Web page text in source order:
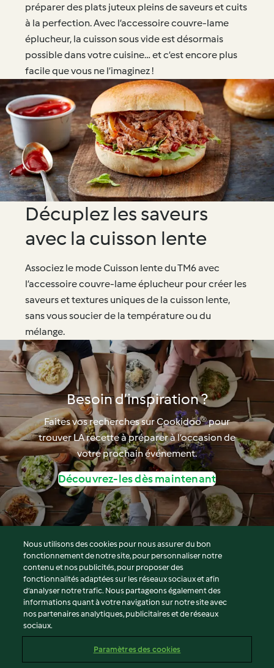
préparer des plats juteux pleins de saveurs et cuits
à la perfection. Avec l’accessoire couvre-lame
éplucheur, la cuisson sous vide est désormais
possible dans votre cuisine… et c’est encore plus
facile que vous ne l’imaginez !
Décuplez les saveurs
avec la cuisson lente
Associez le mode Cuisson lente du TM6 avec
l’accessoire couvre-lame éplucheur pour créer les
saveurs et textures uniques de la cuisson lente,
sans vous soucier de la température ou du
mélange.
Besoin d’inspiration ?
Faites vos recherches sur Cookidoo® pour
trouver LA recette à préparer à l’occasion de
votre prochain événement.
Découvrez-les dès maintenant
© Copyright 2026
Conditions d'utilisation
Politique de confidentialité
Non-responsabilité
Mentions légales
Contenu du rapport
Nous utilisons des cookies pour nous assurer du bon
fonctionnement de notre site, pour personnaliser notre
contenu et nos publicités, pour proposer des
fonctionnalités adaptées sur les réseaux sociaux et afin
d’analyser notre trafic. Nous partageons également des
informations quant à votre navigation sur notre site avec
nos partenaires analytiques, publicitaires et de réseaux
sociaux.
Paramètres des cookies